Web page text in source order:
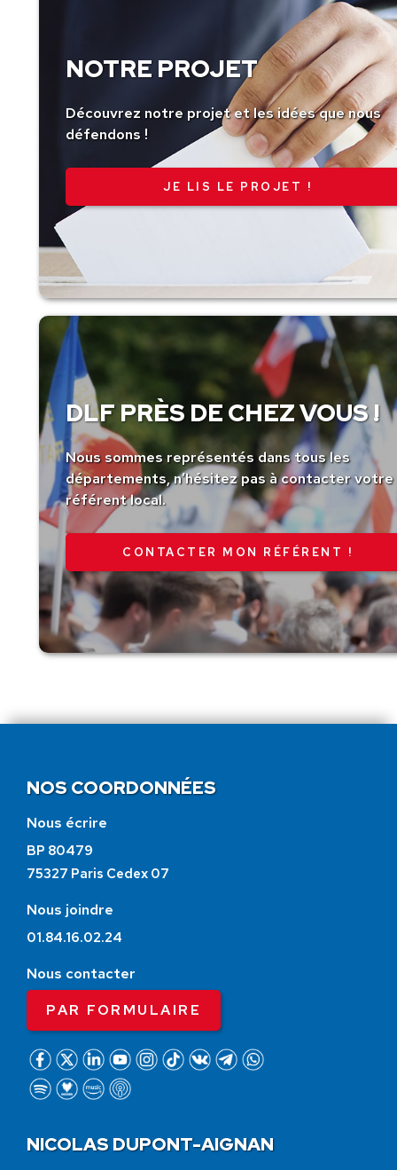
NOTRE PROJET
Découvrez notre projet et les idées que nous
défendons !
JE LIS LE PROJET !
DLF PRÈS DE CHEZ VOUS !
Nous sommes représentés dans tous les
départements, n’hésitez pas à contacter votre
référent local.
CONTACTER MON RÉFÉRENT !
NOS COORDONNÉES
Nous écrire
BP 80479
75327 Paris Cedex 07
Nous joindre
01.84.16.02.24
Nous contacter
PAR FORMULAIRE
NICOLAS DUPONT-AIGNAN